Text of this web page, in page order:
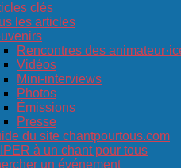
clés
les articles
Rencontres des
Vidéos
Mini-interviews
Photos
Émissions
Presse
du site chantpourtous.com
à un chant pour tous
un événement